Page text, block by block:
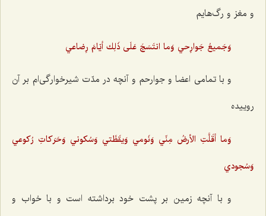
و مغز و رگ‌هایم
وَجَميعُ جَوارِحي وَما انتَسَجَ عَلَى ذَلِك أيّامَ رِضاعي
و با تمامی اعضا و جوارحم و آنچه در مدّت شیرخوارگی‌ام بر آن
روییده
وَما أقَلَّتِ الأرضُ مِنّي وَنَومي وَيقَظَتي وَسُكوني وَحَرَكاتِ رُكوعي
وَسُجودي
و با آنچه زمین بر پشت خود برداشته است و با خواب و